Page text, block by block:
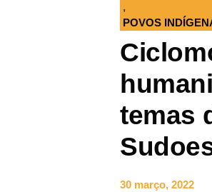
,
POVOS
temas
30 março, 2022